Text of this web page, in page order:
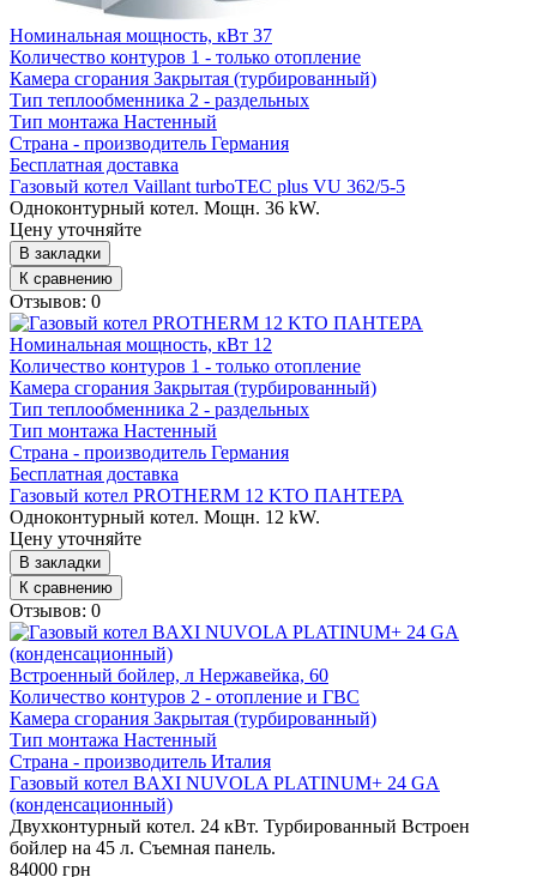
Номинальная мощность, кВт 37
Количество контуров 1 - только отопление
Камера сгорания Закрытая (турбированный)
Тип теплообменника 2 - раздельных
Тип монтажа Настенный
Страна - производитель Германия
Бесплатная доставка
Газовый котел Vaillant turboTEC plus VU 362/5-5
Одноконтурный котел. Мощн. 36 kW.
Цену уточняйте
В закладки
К сравнению
Отзывов: 0
Номинальная мощность, кВт 12
Количество контуров 1 - только отопление
Камера сгорания Закрытая (турбированный)
Тип теплообменника 2 - раздельных
Тип монтажа Настенный
Страна - производитель Германия
Бесплатная доставка
Газовый котел PROTHERM 12 KTO ПАНТЕРА
Одноконтурный котел. Мощн. 12 kW.
Цену уточняйте
В закладки
К сравнению
Отзывов: 0
Встроенный бойлер, л Нержавейка, 60
Количество контуров 2 - отопление и ГВС
Камера сгорания Закрытая (турбированный)
Тип монтажа Настенный
Страна - производитель Италия
Газовый котел BAXI NUVOLA PLATINUM+ 24 GA
(конденсационный)
Двухконтурный котел. 24 кВт. Турбированный Встроен
бойлер на 45 л. Съемная панель.
84000 грн